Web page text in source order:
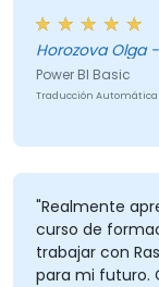
Power BI Basic
Traducción Automática
"Realmente
curso de
trabajar con
para mi futuro.